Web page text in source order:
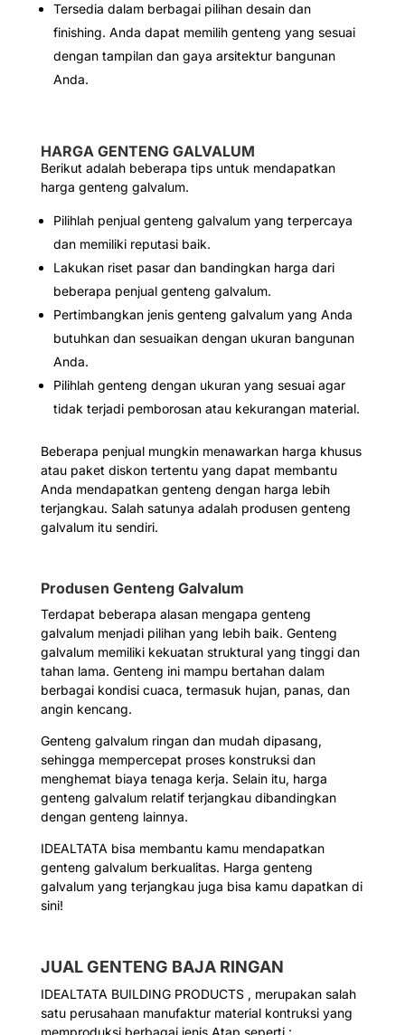
Tersedia dalam berbagai pilihan desain dan
finishing. Anda dapat memilih genteng yang sesuai
dengan tampilan dan gaya arsitektur bangunan
Anda.
HARGA GENTENG GALVALUM
Berikut adalah beberapa tips untuk mendapatkan
harga genteng galvalum.
Pilihlah penjual genteng galvalum yang terpercaya
dan memiliki reputasi baik.
Lakukan riset pasar dan bandingkan harga dari
beberapa penjual genteng galvalum.
Pertimbangkan jenis genteng galvalum yang Anda
butuhkan dan sesuaikan dengan ukuran bangunan
Anda.
Pilihlah genteng dengan ukuran yang sesuai agar
tidak terjadi pemborosan atau kekurangan material.
Beberapa penjual mungkin menawarkan harga khusus
atau paket diskon tertentu yang dapat membantu
Anda mendapatkan genteng dengan harga lebih
terjangkau. Salah satunya adalah produsen genteng
galvalum itu sendiri.
Produsen Genteng Galvalum
Terdapat beberapa alasan mengapa genteng
galvalum menjadi pilihan yang lebih baik. Genteng
galvalum memiliki kekuatan struktural yang tinggi dan
tahan lama. Genteng ini mampu bertahan dalam
berbagai kondisi cuaca, termasuk hujan, panas, dan
angin kencang.
Genteng galvalum ringan dan mudah dipasang,
sehingga mempercepat proses konstruksi dan
menghemat biaya tenaga kerja. Selain itu, harga
genteng galvalum relatif terjangkau dibandingkan
dengan genteng lainnya.
IDEALTATA bisa membantu kamu mendapatkan
genteng galvalum berkualitas. Harga genteng
galvalum yang terjangkau juga bisa kamu dapatkan di
sini!
JUAL GENTENG BAJA RINGAN
IDEALTATA BUILDING PRODUCTS , merupakan salah
satu perusahaan manufaktur material kontruksi yang